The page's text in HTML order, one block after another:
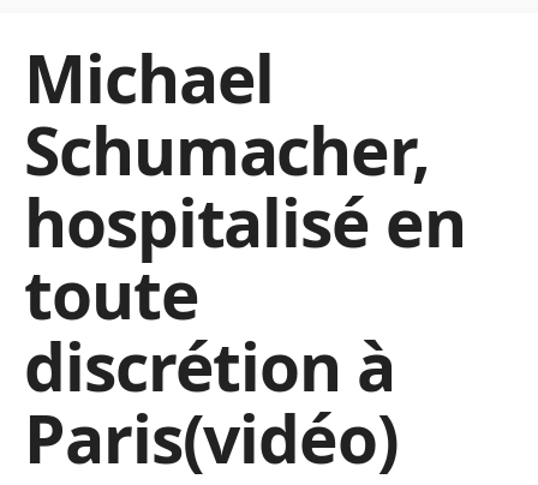
Michael
Schumacher,
hospitalisé en
toute
discrétion à
Paris(vidéo)